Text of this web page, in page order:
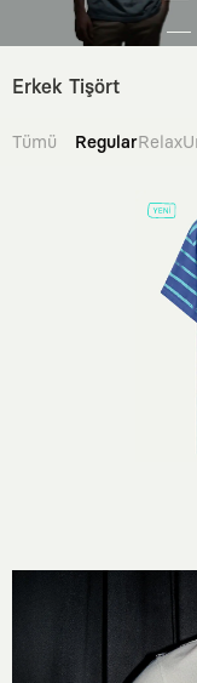
Erkek Tişört
Tümü RegularRelax